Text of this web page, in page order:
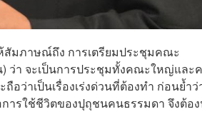
สัมภาษณ์ถึง การเตรียมประชุมคณะ
ว่า จะเป็นการประชุมทั้งคณะใหญ่แล
ว่าเป็นเรื่องเร่งด่วนที่ต้องทำ ก่อนย้ำว่
ารใช้ชีวิตของปุถุชนคนธรรมดา จึงต้อ